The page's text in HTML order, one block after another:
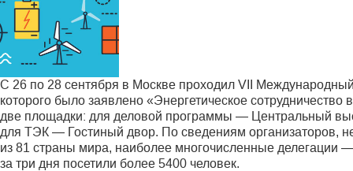
С 26 по 28 сентября в Москве проходил VII
которого было заявлено «Энергетическое
две площадки: для деловой программы — Центральный
для ТЭК — Гостиный двор. По сведениям организаторов,
из 81 страны мира, наиболее многочисленные
за три дня посетили более 5400 человек.